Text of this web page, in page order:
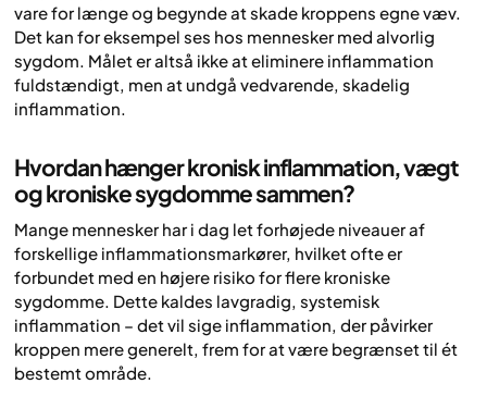
vare for længe og begynde at skade kroppens egne væv.
Det kan for eksempel ses hos mennesker med alvorlig
sygdom. Målet er altså ikke at eliminere inflammation
fuldstændigt, men at undgå vedvarende, skadelig
inflammation.
Hvordan hænger kronisk inflammation, vægt
og kroniske sygdomme sammen?
Mange mennesker har i dag let forhøjede niveauer af
forskellige inflammationsmarkører, hvilket ofte er
forbundet med en højere risiko for flere kroniske
sygdomme. Dette kaldes lavgradig, systemisk
inflammation – det vil sige inflammation, der påvirker
kroppen mere generelt, frem for at være begrænset til ét
bestemt område.